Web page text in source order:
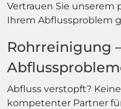
Vertrauen Sie unserem
Ihrem Abflussproblem
Rohrreinigung
Abfluss verstopft?
kompetenter Partner